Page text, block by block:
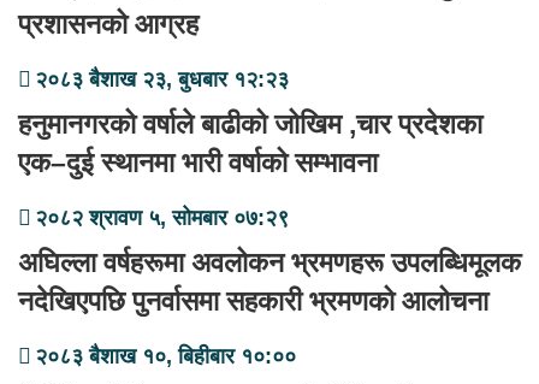
प्रशासनको आग्रह
२०८३ बैशाख २३, बुधबार १२:२३
हनुमानगरको वर्षाले बाढीको जोखिम ,चार प्रदेशका
एक–दुई स्थानमा भारी वर्षाको सम्भावना
२०८२ श्रावण ५, सोमबार ०७:२९
अघिल्ला वर्षहरूमा अवलोकन भ्रमणहरू उपलब्धिमूलक
नदेखिएपछि पुनर्वासमा सहकारी भ्रमणको आलोचना
२०८३ बैशाख १०, बिहीबार १०:००